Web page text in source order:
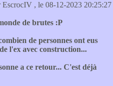
EscrocIV , le 08-12-2023 20:25:27
de brutes :P
de personnes ont eus
l'ex avec construction...
a ce retour... C'est déjà